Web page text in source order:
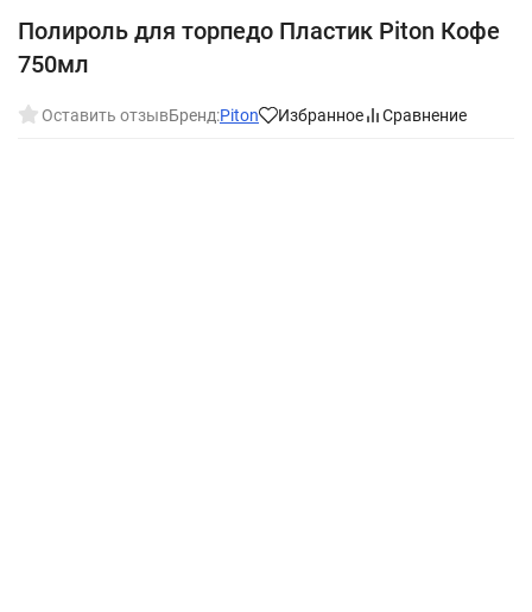
Полироль для торпедо Пластик Piton Кофе
750мл
Оставить отзывБренд:Piton Избранное Сравнение